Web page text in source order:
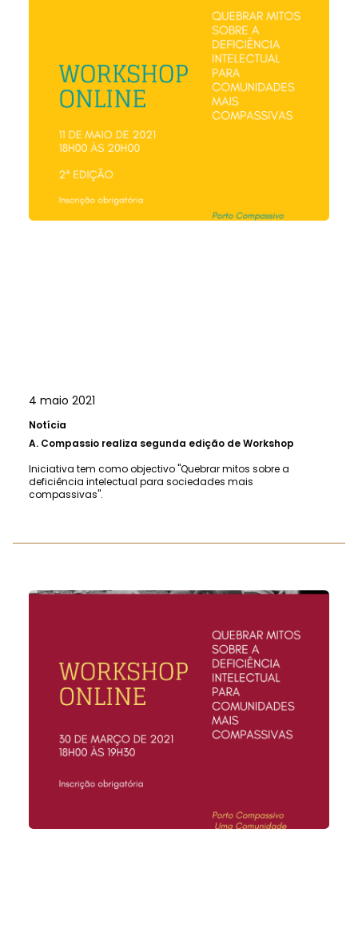
4 maio 2021
Notícia
A. Compassio realiza segunda edição de Workshop
Iniciativa tem como objectivo "Quebrar mitos sobre a
deficiência intelectual para sociedades mais
compassivas".